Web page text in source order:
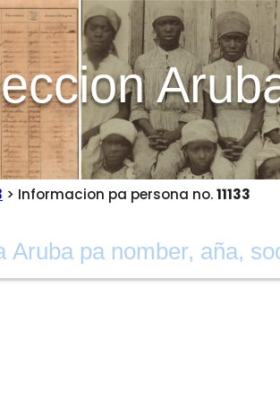
> Informacion pa persona no.11133